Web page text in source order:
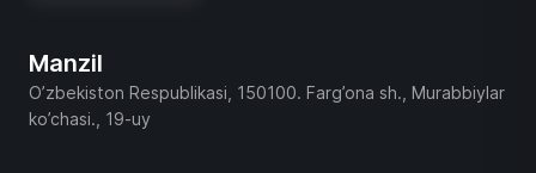
Manzil
O’zbekiston Respublikasi, 150100. Farg’ona sh., Murabbiylar
ko’chasi., 19-uy